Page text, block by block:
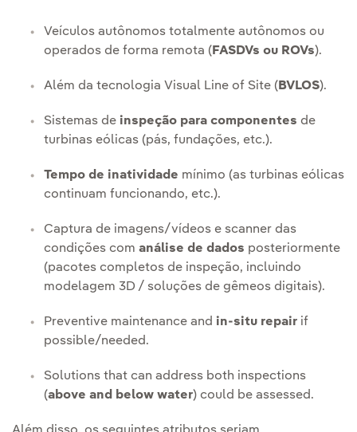
Veículos autônomos totalmente autônomos ou
operados de forma remota ( FASDVs ou ROVs).
Além da tecnologia Visual Line of Site ( BVLOS).
Sistemas de inspeção para componentes de
turbinas eólicas (pás, fundações, etc.).
Tempo de inatividade mínimo (as turbinas eólicas
continuam funcionando, etc.).
Captura de imagens/vídeos e scanner das
condições com análise de dados posteriormente
(pacotes completos de inspeção, incluindo
modelagem 3D / soluções de gêmeos digitais).
Preventive maintenance and in-situ repair if
possible/needed.
Solutions that can address both inspections
(above and below water) could be assessed.